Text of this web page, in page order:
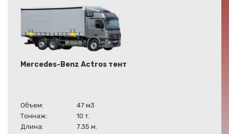
Mercedes-Benz Actros тент
Объем:
47 м3
Тоннаж:
10 т.
Длина:
7.35 м.